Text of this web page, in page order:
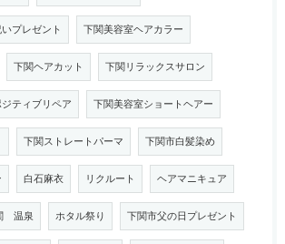
プレゼント 下関美容室ヘアカラー
下関ヘアカット 下関リラックスサロン
ティブリペア 下関美容室ショートヘアー
下関ストレートパーマ 下関市白髪染め
白石麻衣 リクルート ヘアマニキュア
温泉 ホタル祭り 下関市父の日プレゼント